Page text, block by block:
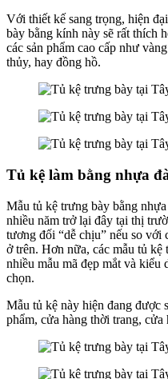
Với thiết kế sang trọng, hiện
bày bằng kính này sẽ rất thích
các sản phẩm cao cấp như
thủy, hay đồng hồ.
Tủ kệ làm bằng nhựa
Mẫu tủ kệ trưng bày bằng
nhiều năm trở lại đây tại thị
tương đối “dễ chịu” nếu so với
ở trên. Hơn nữa, các mẫu tủ
nhiều mẫu mã đẹp mắt và kiểu
chọn.
Mẫu tủ kệ này hiện đang được
phẩm, cửa hàng thời trang,